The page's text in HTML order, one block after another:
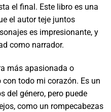
el final. Este libro es una
el autor teje juntos
es impresionante, y
como narrador.
más apasionada o
todo mi corazón. Es un
del género, pero puede
como un rompecabezas